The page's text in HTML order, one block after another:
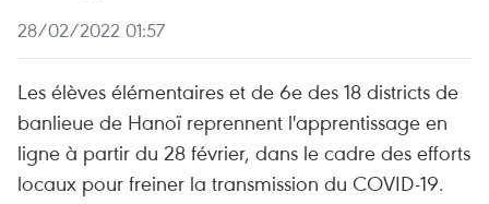
28/02/2022 01:57
Les élèves élémentaires et de 6e des 18 districts de
banlieue de Hanoï reprennent l'apprentissage en
ligne à partir du 28 février, dans le cadre des efforts
locaux pour freiner la transmission du COVID-19.